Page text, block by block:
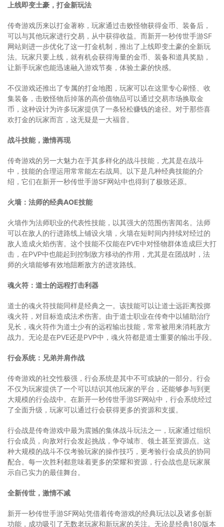
上线即变土豪，打金新玩法
传奇游戏历来以打金著称，玩家通过击败怪物获得金币、装备后，
可以与其他玩家进行交易，从中获得收益。而新开一秒传世手游SF
网站则进一步优化了这一打金机制，推出了上线即变土豪的全新玩
法。玩家只要上线，就有机会获得海量的金币、装备和道具奖励，
让新手玩家也能迅速融入游戏节奏，体验土豪的快感。
不仅游戏还推出了专属的打金地图，玩家可以在这里专心刷怪、收
集装备，击败怪物后掉落的高价值物品可以通过交易市场换取金
币，这种设计为许多玩家提供了一条轻松赚钱的途径。对于那些喜
欢打金的玩家而言，这无疑是一大福音。
战斗技能，激情再现
传奇游戏的另一大魅力在于其多样化的战斗技能，尤其是在战斗
中，技能的合理运用常常能左右战局。以下是几种经典技能的介
绍，它们在新开一秒传世手游SF网站中也得到了极致还原。
火墙：法师的经典AOE技能
火墙作为法师职业的代表性技能，以其强大的范围伤害闻名。法师
可以在敌人的行进路线上铺设火墙，火墙在短时间内持续对经过的
敌人造成火焰伤害。这个技能不仅能在PVE中对怪物群体造成巨大打
击，在PVP中也能起到控制敌方移动的作用，尤其是在团战时，法
师的火墙能够有效地阻断敌方的进攻路线。
魂火符：道士的远程打击利器
道士的魂火符技能同样是经典之一。该技能可以让道士远距离投掷
魂火符，对目标造成法术伤害。由于道士职业在传奇中以辅助治疗
见长，魂火符作为道士少有的远程输出技能，常常被用来消耗敌方
战力。无论是在PVE还是PVP中，魂火符都是道士重要的输出手段。
行会系统：兄弟并肩作战
传奇游戏的社交性极强，行会系统是其中不可或缺的一部分。行会
不仅为玩家提供了一个可以结识其他玩家的平台，还能够参与到更
大规模的行会战中。在新开一秒传世手游SF网站中，行会系统经过
了全面升级，玩家可以通过行会获得更多的资源和支援。
行会战是传奇游戏中最为震撼的集体战斗玩法之一，玩家通过组织
行会成员，向敌对行会发起挑战，争夺城市、领土甚至资源点。这
种大规模的战斗不仅考验玩家的操作技巧，更考验行会成员的协同
配合。每一次胜利都意味着更多的荣耀和资源，行会战也是玩家展
示自己实力的最佳舞台。
全新传世，激情不减
新开一秒传世手游SF网站凭借着传奇游戏的经典玩法以及诸多创新
功能，成功吸引了无数老玩家和新玩家的关注。无论是经典180版本